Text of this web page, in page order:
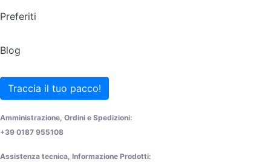
Preferiti
Blog
Traccia il tuo pacco!
Amministrazione, Ordini e Spedizioni:
+39 0187 955108
Assistenza tecnica, Informazione Prodotti: